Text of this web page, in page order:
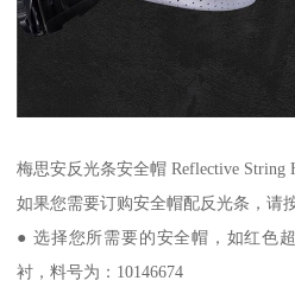
梅思安反光条安全帽 Reflective String
如果您需要订购安全帽配反光条，请
● 选择您所需要的安全帽，如红色
衬，料号为：10146674